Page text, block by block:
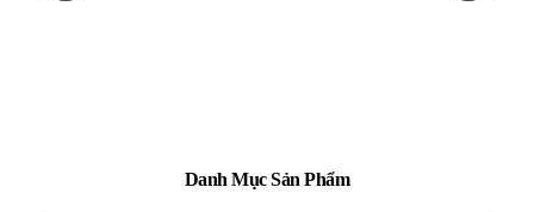
Danh Mục Sản Phẩm